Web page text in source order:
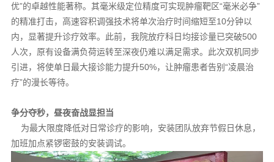
优”的卓越性能著称。其毫米级定位精度可实现肿瘤靶区“毫米必争”
的精准打击，高速容积调强技术将单次治疗时间缩短至10分钟以
内，显著提升诊疗效率。此前，我院放疗科日均接诊量已突破500
人次，原有设备满负荷运转至深夜仍难以满足需求。此次双机同步
引进，将使单日最大接诊能力提升50%，让肿瘤患者告别“凌晨治
疗”的漫长等待。
争分夺秒，昼夜奋战显担当
为最大限度降低对日常诊疗的影响，安装团队放弃节假日休息，
加班加点紧锣密鼓的安装调试。